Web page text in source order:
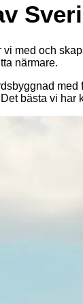
vi med och
närmare.
bästa vi